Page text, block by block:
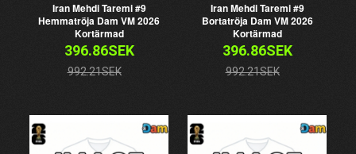
Iran Mehdi Taremi #9
Hemmatröja Dam VM 2026
Kortärmad
396.86SEK
992.21SEK
Iran Mehdi Taremi #9
Bortatröja Dam VM 2026
Kortärmad
396.86SEK
992.21SEK